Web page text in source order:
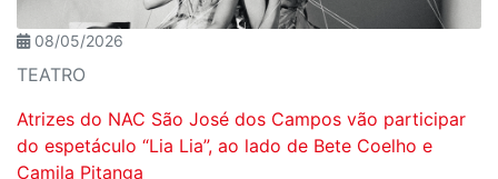
08/05/2026
TEATRO
Atrizes do NAC São José dos Campos vão participar
do espetáculo “Lia Lia”, ao lado de Bete Coelho e
Camila Pitanga